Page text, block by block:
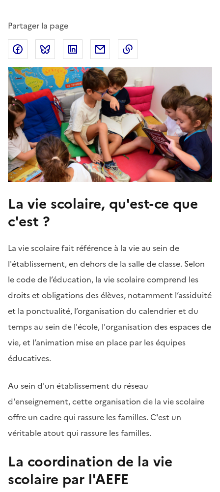
Partager la page
Partager sur Facebook
Partager sur Bluesky
Partager sur LinkedIn
Partager par email
La vie scolaire, qu'est-ce que
c'est ?
La vie scolaire fait référence à la vie au sein de
l'établissement, en dehors de la salle de classe. Selon
le code de l’éducation, la vie scolaire comprend les
droits et obligations des élèves, notamment l’assiduité
et la ponctualité, l’organisation du calendrier et du
temps au sein de l'école, l'organisation des espaces de
vie, et l’animation mise en place par les équipes
éducatives.
Au sein d'un établissement du réseau
d'enseignement, cette organisation de la vie scolaire
offre un cadre qui rassure les familles. C'est un
véritable atout qui rassure les familles.
La coordination de la vie
scolaire par l'AEFE